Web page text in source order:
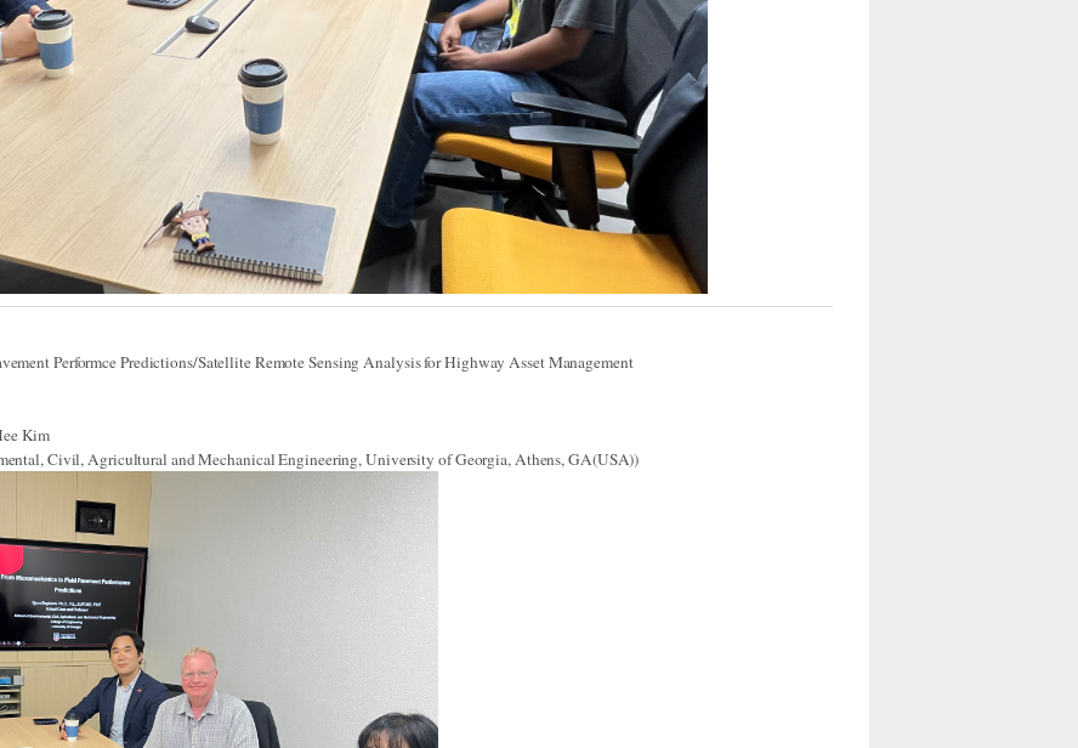
Performce Predictions/Satellite Remote Sensing Analysis for Highway Asset Management
Kim
Agricultural and Mechanical Engineering, University of Georgia, Athens, GA(USA))